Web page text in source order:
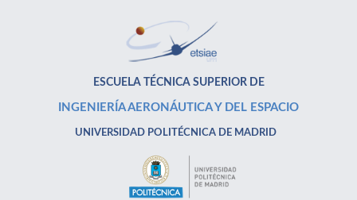
ESCUELA TÉCNICA SUPERIOR DE
INGENIERÍA AERONÁUTICA Y DEL ESPACIO
UNIVERSIDAD POLITÉCNICA DE MADRID